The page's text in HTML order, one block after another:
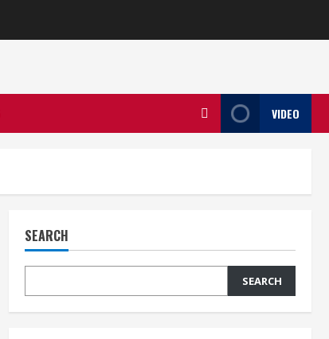
VIDEO
SEARCH
SEARCH